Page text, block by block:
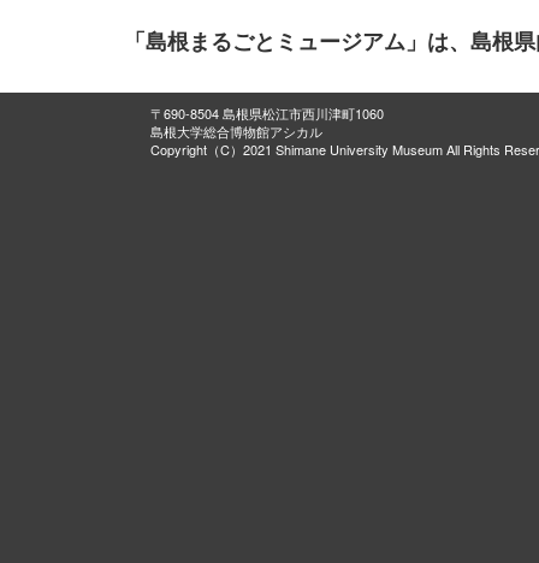
「島根まるごとミュージアム」は、島根
〒690-8504 島根県松江市西川津町1060
島根大学総合博物館アシカル
Copyright（C）2021 Shimane University Museum All Rights